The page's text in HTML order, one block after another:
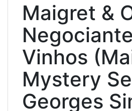
Maigret &
Vinhos
Mystery
Georges